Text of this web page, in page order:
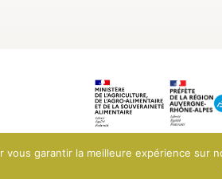
© 2025 EPLEFPA
vous garantir la meilleure expérience sur